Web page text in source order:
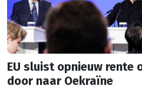
EU sluist opnieuw rente
door naar Oekraïne